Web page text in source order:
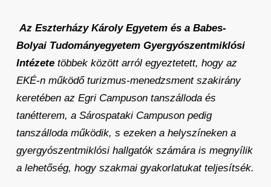
Az Eszterházy Károly Egyetem és a Babes-
Bolyai Tudományegyetem Gyergyószentmiklósi
Intézetetöbbek között arról egyeztetett, hogy az
EKÉ-n működő turizmus-menedzsment szakirány
keretében az Egri Campuson tanszálloda és
tanétterem, a Sárospataki Campuson pedig
tanszálloda működik, s ezeken a helyszíneken a
gyergyószentmiklósi hallgatók számára is megnyílik
a lehetőség, hogy szakmai gyakorlatukat teljesítsék.